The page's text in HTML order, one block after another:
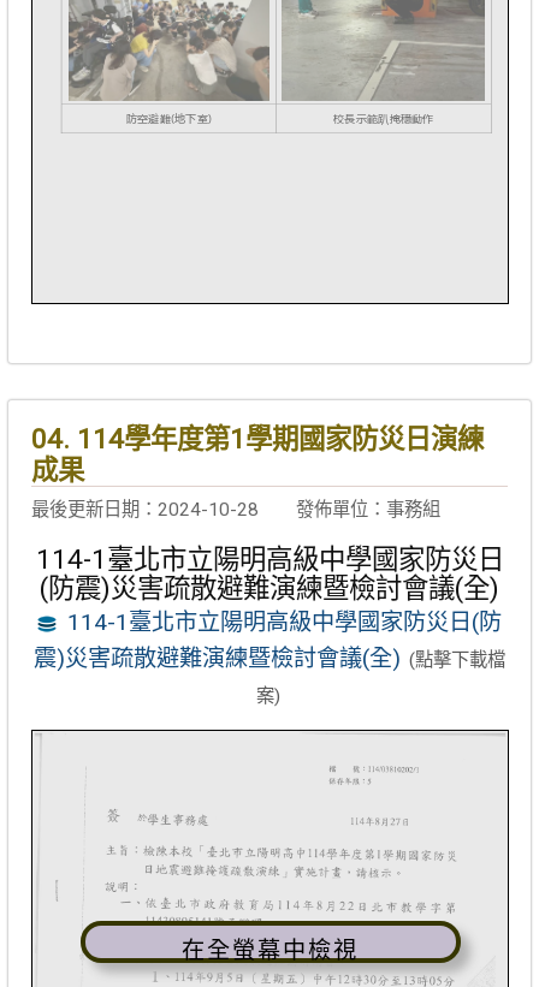
04. 114學年度第1學期國家防災日演練
成果
最後更新日期：2024-10-28 發佈單位：事務組
114-1臺北市立陽明高級中學國家防災日
(防震)災害疏散避難演練暨檢討會議(全)
114-1臺北市立陽明高級中學國家防災日(防
震)災害疏散避難演練暨檢討會議(全) (點擊下載檔
案)
在全螢幕中檢視